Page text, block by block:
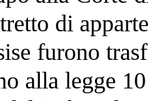
di
furono
alla legge